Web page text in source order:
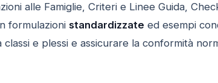
alle Famiglie, Criteri e Linee Guida,
formulazioni standardizzate ed esempi
e plessi e assicurare la conformità